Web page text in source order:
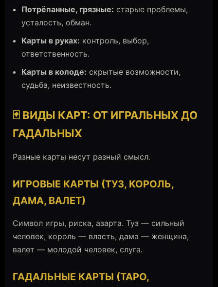
Потрёпанные, грязные: старые проблемы,
усталость, обман.
Карты в руках: контроль, выбор,
ответственность.
Карты в колоде: скрытые возможности,
судьба, неизвестность.
🃏 ВИДЫ КАРТ: ОТ ИГРАЛЬНЫХ ДО
ГАДАЛЬНЫХ
Разные карты несут разный смысл.
ИГРОВЫЕ КАРТЫ (ТУЗ, КОРОЛЬ,
ДАМА, ВАЛЕТ)
Символ игры, риска, азарта. Туз — сильный
человек, король — власть, дама — женщина,
валет — молодой человек, слуга.
ГАДАЛЬНЫЕ КАРТЫ (ТАРО,